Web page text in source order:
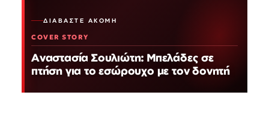
ΔΙΑΒΆΣΤΕ ΑΚΌΜΗ
COVER STORY
Αναστασία Σουλιώτη: Μπελάδες σε
πτήση για το εσώρουχο με τον δονητή